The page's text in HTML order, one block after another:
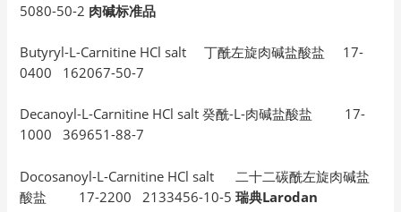
5080-50-2 肉碱标准品
Butyryl-L-Carnitine HCl salt 丁酰左旋肉碱盐酸盐 17-
0400 162067-50-7
Decanoyl-L-Carnitine HCl salt 癸酰-L-肉碱盐酸盐 17-
1000 369651-88-7
Docosanoyl-L-Carnitine HCl salt 二十二碳酰左旋肉碱盐
酸盐 17-2200 2133456-10-5瑞典Larodan